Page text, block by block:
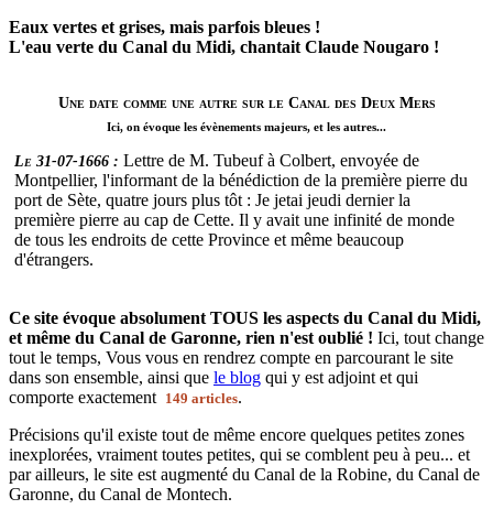
Eaux vertes et grises, mais parfois bleues !
L'eau verte du Canal du Midi, chantait Claude Nougaro !
Une date comme une autre sur le Canal des Deux Mers
Ici, on évoque les évènements majeurs, et les autres...
Le 31-07-1666 : Lettre de M. Tubeuf à Colbert, envoyée de
Montpellier, l'informant de la bénédiction de la première pierre du
port de Sète, quatre jours plus tôt : Je jetai jeudi dernier la
première pierre au cap de Cette. Il y avait une infinité de monde
de tous les endroits de cette Province et même beaucoup
d'étrangers.
Ce site évoque absolument TOUS les aspects du Canal du Midi,
et même du Canal de Garonne, rien n'est oublié ! Ici, tout change
tout le temps, Vous vous en rendrez compte en parcourant le site
dans son ensemble, ainsi que le blog qui y est adjoint et qui
comporte exactement
149 articles.
Précisions qu'il existe tout de même encore quelques petites zones
inexplorées, vraiment toutes petites, qui se comblent peu à peu... et
par ailleurs, le site est augmenté du Canal de la Robine, du Canal de
Garonne, du Canal de Montech.